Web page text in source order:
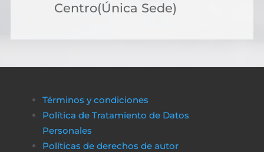
Centro(Única Sede)
Términos y condiciones
Política de Tratamiento de Datos
Personales
Políticas de derechos de autor